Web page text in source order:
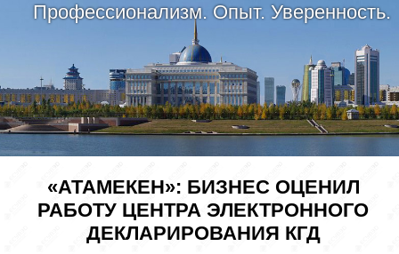
Профессионализм. Опыт. Уверенность.
«АТАМЕКЕН»: БИЗНЕС ОЦЕНИЛ
РАБОТУ ЦЕНТРА ЭЛЕКТРОННОГО
ДЕКЛАРИРОВАНИЯ КГД